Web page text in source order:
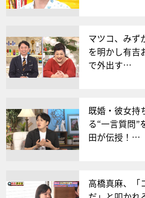
マツコ、みず
を明かし有吉
で外出す…
既婚・彼女持
る“一言質問”
田が伝授！…
高橋真麻、「